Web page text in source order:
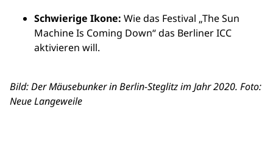
Schwierige Ikone: Wie das Festival „The Sun
Machine Is Coming Down“ das Berliner ICC
aktivieren will.
Bild: Der Mäusebunker in Berlin-Steglitz im Jahr 2020. Foto:
Neue Langeweile